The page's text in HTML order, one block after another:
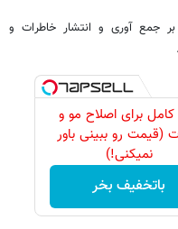
جمع آوری و انتشار خاطرات و
کامل برای اصلاح مو و
(قیمت رو ببینی باور
نمیکنی!)
باتخفیف بخر